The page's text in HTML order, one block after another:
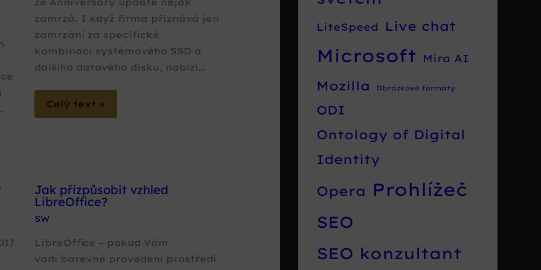
že Anniversary update nějak
zamrzá. I když firma přiznává jen
zamrzání za specifické
kombinaci systémového SSD a
dalšího datového disku, nabízí…
Celý text »
Jak přizpůsobit vzhled
LibreOffice?
SW
LibreOffice – pokud Vám
vadí barevné provedení prostředí
LiteSpeed Live chat
Microsoft Mira AI
Mozilla Obrázkové formáty
ODI
Ontology of Digital
Identity
Opera Prohlížeč
SEO
SEO konzultant